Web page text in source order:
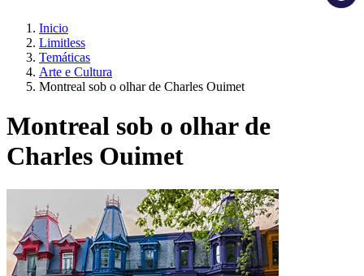
Inicio
Limitless
Temáticas
Arte e Cultura
Montreal sob o olhar de Charles Ouimet
Montreal sob o olhar de
Charles Ouimet